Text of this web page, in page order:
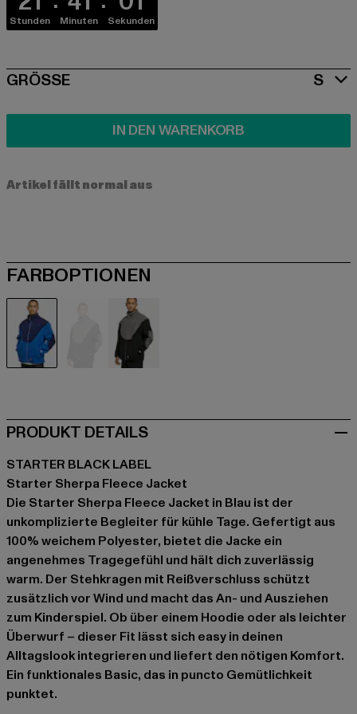
Stunden Minuten Sekunden
SIZE
GRÖSSE S
IN DEN WARENKORB
Artikel fällt normal aus
FARBOPTIONEN
PRODUKT DETAILS
STARTER BLACK LABEL
Starter Sherpa Fleece Jacket
Die Starter Sherpa Fleece Jacket in Blau ist der
unkomplizierte Begleiter für kühle Tage. Gefertigt aus
100% weichem Polyester, bietet die Jacke ein
angenehmes Tragegefühl und hält dich zuverlässig
warm. Der Stehkragen mit Reißverschluss schützt
zusätzlich vor Wind und macht das An- und Ausziehen
zum Kinderspiel. Ob über einem Hoodie oder als leichter
Überwurf – dieser Fit lässt sich easy in deinen
Alltagslook integrieren und liefert den nötigen Komfort.
Ein funktionales Basic, das in puncto Gemütlichkeit
punktet.